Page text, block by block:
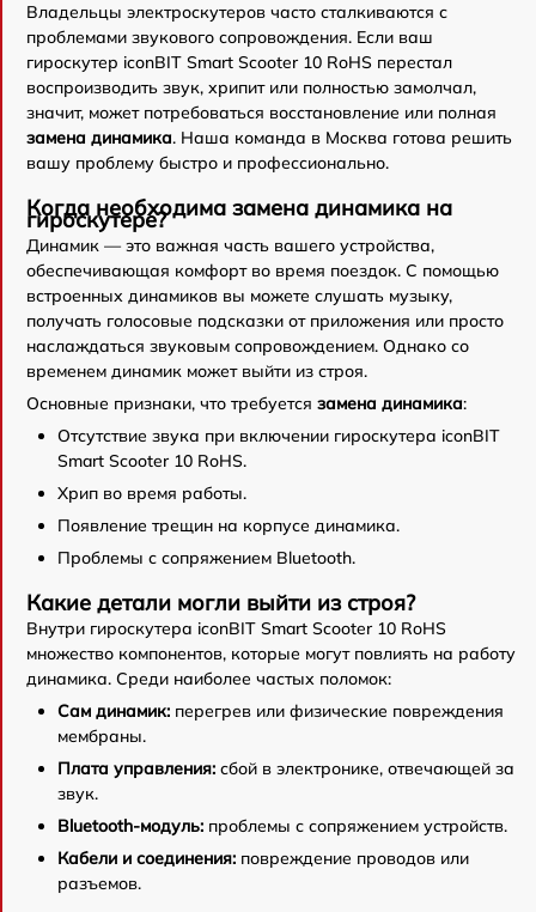
Владельцы электроскутеров часто сталкиваются с
проблемами звукового сопровождения. Если ваш
гироскутер iconBIT Smart Scooter 10 RoHS перестал
воспроизводить звук, хрипит или полностью замолчал,
значит, может потребоваться восстановление или полная
замена динамика. Наша команда в Москва готова решить
вашу проблему быстро и профессионально.
Когда необходима замена динамика на
гироскутере?
Динамик — это важная часть вашего устройства,
обеспечивающая комфорт во время поездок. С помощью
встроенных динамиков вы можете слушать музыку,
получать голосовые подсказки от приложения или просто
наслаждаться звуковым сопровождением. Однако со
временем динамик может выйти из строя.
Основные признаки, что требуется замена динамика:
Отсутствие звука при включении гироскутера iconBIT
Smart Scooter 10 RoHS.
Хрип во время работы.
Появление трещин на корпусе динамика.
Проблемы с сопряжением Bluetooth.
Какие детали могли выйти из строя?
Внутри гироскутера iconBIT Smart Scooter 10 RoHS
множество компонентов, которые могут повлиять на работу
динамика. Среди наиболее частых поломок:
Сам динамик: перегрев или физические повреждения
мембраны.
Плата управления: сбой в электронике, отвечающей за
звук.
Bluetooth-модуль: проблемы с сопряжением устройств.
Кабели и соединения: повреждение проводов или
разъемов.